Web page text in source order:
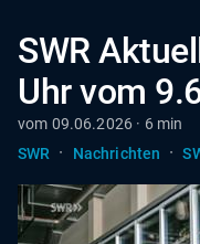
SWR
Uhr vom
vom 09.06.2026 · 6 min
SWR
· Nachrichten ·